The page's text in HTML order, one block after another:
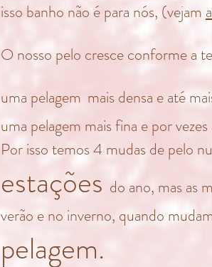
isso banho não é para nós, (vejam
O nosso pelo cresce conforme a
uma pelagem mais densa e até
uma pelagem mais fina e por
Por isso temos 4 mudas de pelo
estações do ano, mas as
verão e no inverno, quando
pelagem.